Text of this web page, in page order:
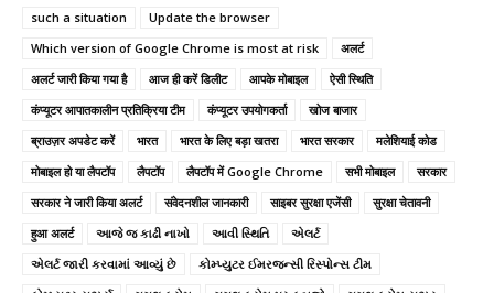
such a situation
Update the browser
Which version of Google Chrome is most at risk
अलर्ट
अलर्ट जारी किया गया है
आज ही करें डिलीट आपके मोबाइल
ऐसी स्थिति
कंप्यूटर आपातकालीन प्रतिक्रिया टीम
कंप्यूटर उपयोगकर्ता
खोज बाजार
ब्राउज़र अपडेट करें
भारत भारत के लिए बड़ा खतरा भारत सरकार
मलेशियाई कोड
मोबाइल हो या लैपटॉप
लैपटॉप लैपटॉप में Google Chrome सभी मोबाइल
सरकार
सरकार ने जारी किया अलर्ट
संवेदनशील जानकारी साइबर सुरक्षा एजेंसी
सुरक्षा चेतावनी
हुआ अलर्ट
આજે જ કાઢી નાખો આવી સ્થિતિ
એલર્ટ
એલર્ટ જારી કરવામાં આવ્યું છે
કોમ્પ્યુટર ઈમરજન્સી રિસ્પોન્સ ટીમ